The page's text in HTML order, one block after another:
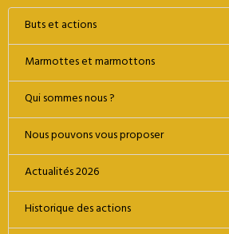
Buts et actions
Marmottes et marmottons
Qui sommes nous ?
Nous pouvons vous proposer
Actualités 2026
Historique des actions